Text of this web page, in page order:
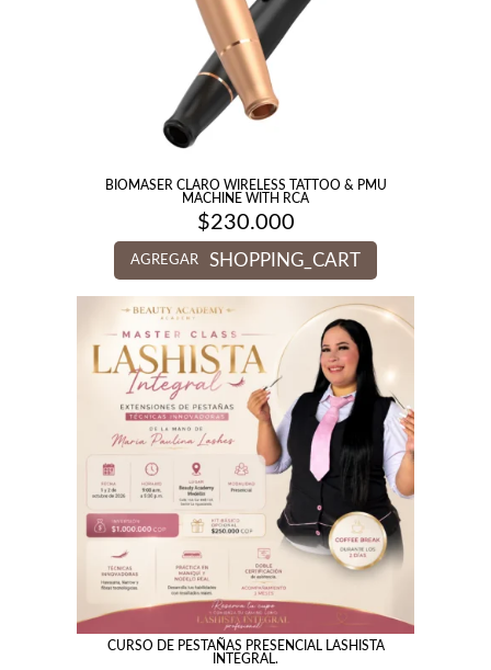
BIOMASER CLARO WIRELESS TATTOO & PMU
MACHINE WITH RCA
$230.000
AGREGAR SHOPPING_CART
CURSO DE PESTAÑAS PRESENCIAL LASHISTA
INTEGRAL.